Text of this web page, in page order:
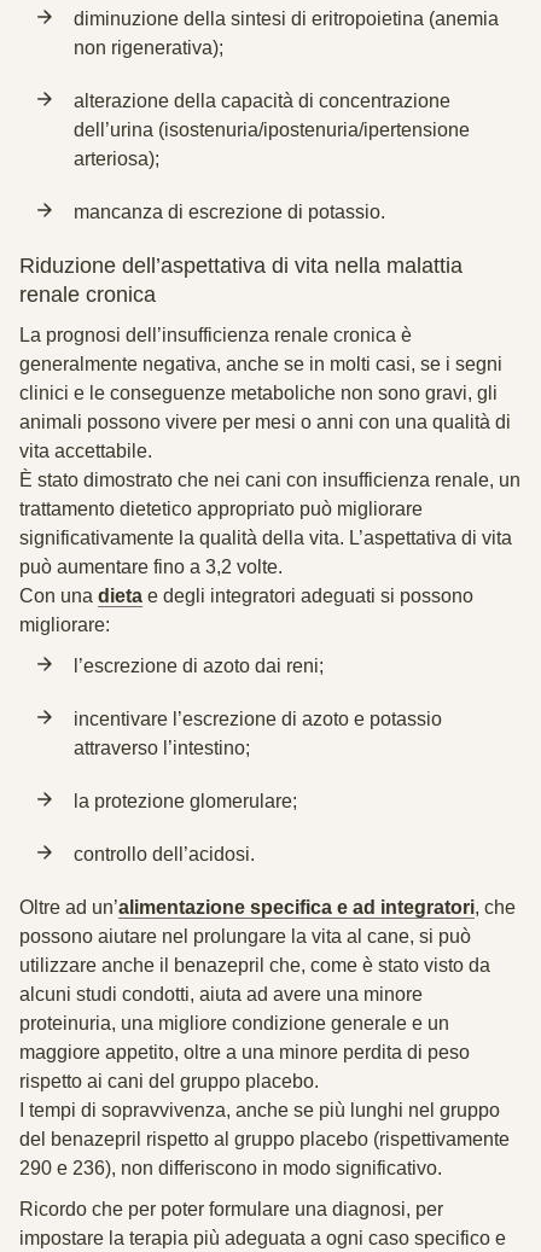
diminuzione della sintesi di eritropoietina (anemia
non rigenerativa);
alterazione della capacità di concentrazione
dell’urina (isostenuria/ipostenuria/ipertensione
arteriosa);
mancanza di escrezione di potassio.
Riduzione dell’aspettativa di vita nella malattia
renale cronica
La prognosi dell’insufficienza renale cronica è
generalmente negativa, anche se in molti casi, se i segni
clinici e le conseguenze metaboliche non sono gravi, gli
animali possono vivere per mesi o anni con una qualità di
vita accettabile.
È stato dimostrato che nei cani con insufficienza renale, un
trattamento dietetico appropriato può migliorare
significativamente la qualità della vita. L’aspettativa di vita
può aumentare fino a 3,2 volte.
Con una dieta e degli integratori adeguati si possono
migliorare:
l’escrezione di azoto dai reni;
incentivare l’escrezione di azoto e potassio
attraverso l’intestino;
la protezione glomerulare;
controllo dell’acidosi.
Oltre ad un’alimentazione specifica e ad integratori, che
possono aiutare nel prolungare la vita al cane, si può
utilizzare anche il
benazepril che, come è stato visto da
alcuni studi condotti, aiuta ad avere una minore
proteinuria, una migliore condizione generale e un
maggiore appetito, oltre a una minore perdita di peso
rispetto ai cani del gruppo placebo.
I tempi di sopravvivenza, anche se più lunghi nel gruppo
del benazepril rispetto al gruppo placebo (rispettivamente
290 e 236), non differiscono in modo significativo.
Ricordo che per poter formulare una diagnosi, per
impostare la terapia più adeguata a ogni caso specifico e